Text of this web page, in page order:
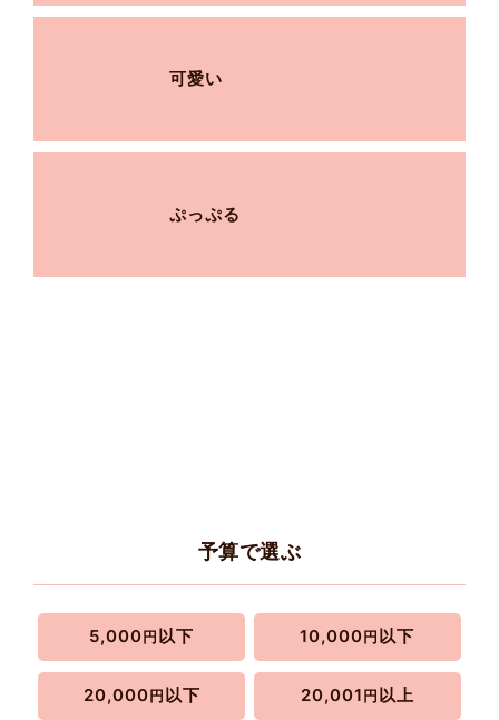
可愛い
ぷっぷる
予算で選ぶ
5,000 円 以下 10,000 円 以下
20,000 円 以下 20,001 円 以上